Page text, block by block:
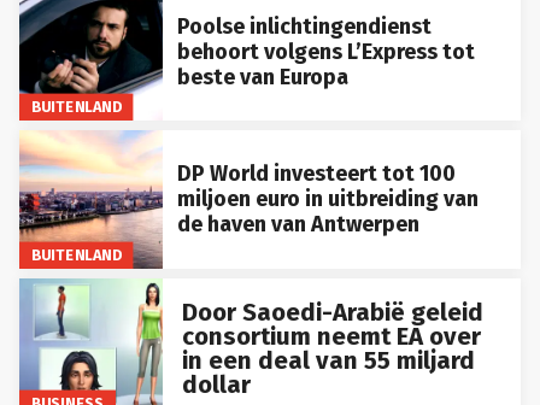
BUITENLAND
Poolse inlichtingendienst
behoort volgens L’Express tot
beste van Europa
BUITENLAND
DP World investeert tot 100
miljoen euro in uitbreiding van
de haven van Antwerpen
BUSINESS
Door Saoedi-Arabië geleid
consortium neemt EA over
in een deal van 55 miljard
dollar